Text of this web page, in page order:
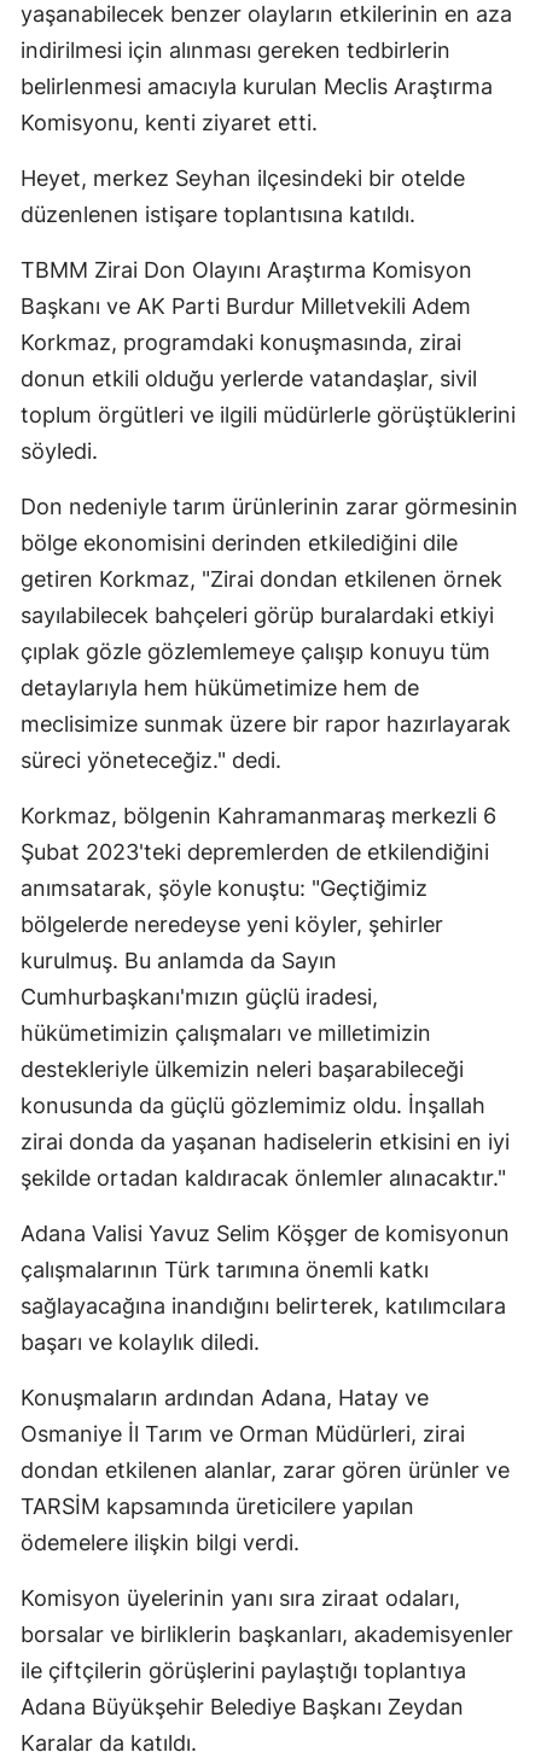
yaşanabilecek benzer olayların etkilerinin en aza
indirilmesi için alınması gereken tedbirlerin
belirlenmesi amacıyla kurulan Meclis Araştırma
Komisyonu, kenti ziyaret etti.
Heyet, merkez Seyhan ilçesindeki bir otelde
düzenlenen istişare toplantısına katıldı.
TBMM Zirai Don Olayını Araştırma Komisyon
Başkanı ve AK Parti Burdur Milletvekili Adem
Korkmaz, programdaki konuşmasında, zirai
donun etkili olduğu yerlerde vatandaşlar, sivil
toplum örgütleri ve ilgili müdürlerle görüştüklerini
söyledi.
Don nedeniyle tarım ürünlerinin zarar görmesinin
bölge ekonomisini derinden etkilediğini dile
getiren Korkmaz, "Zirai dondan etkilenen örnek
sayılabilecek bahçeleri görüp buralardaki etkiyi
çıplak gözle gözlemlemeye çalışıp konuyu tüm
detaylarıyla hem hükümetimize hem de
meclisimize sunmak üzere bir rapor hazırlayarak
süreci yöneteceğiz." dedi.
Korkmaz, bölgenin Kahramanmaraş merkezli 6
Şubat 2023'teki depremlerden de etkilendiğini
anımsatarak, şöyle konuştu: "Geçtiğimiz
bölgelerde neredeyse yeni köyler, şehirler
kurulmuş. Bu anlamda da Sayın
Cumhurbaşkanı'mızın güçlü iradesi,
hükümetimizin çalışmaları ve milletimizin
destekleriyle ülkemizin neleri başarabileceği
konusunda da güçlü gözlemimiz oldu. İnşallah
zirai donda da yaşanan hadiselerin etkisini en iyi
şekilde ortadan kaldıracak önlemler alınacaktır."
Adana Valisi Yavuz Selim Köşger de komisyonun
çalışmalarının Türk tarımına önemli katkı
sağlayacağına inandığını belirterek, katılımcılara
başarı ve kolaylık diledi.
Konuşmaların ardından Adana, Hatay ve
Osmaniye İl Tarım ve Orman Müdürleri, zirai
dondan etkilenen alanlar, zarar gören ürünler ve
TARSİM kapsamında üreticilere yapılan
ödemelere ilişkin bilgi verdi.
Komisyon üyelerinin yanı sıra ziraat odaları,
borsalar ve birliklerin başkanları, akademisyenler
ile çiftçilerin görüşlerini paylaştığı toplantıya
Adana Büyükşehir Belediye Başkanı Zeydan
Karalar da katıldı.